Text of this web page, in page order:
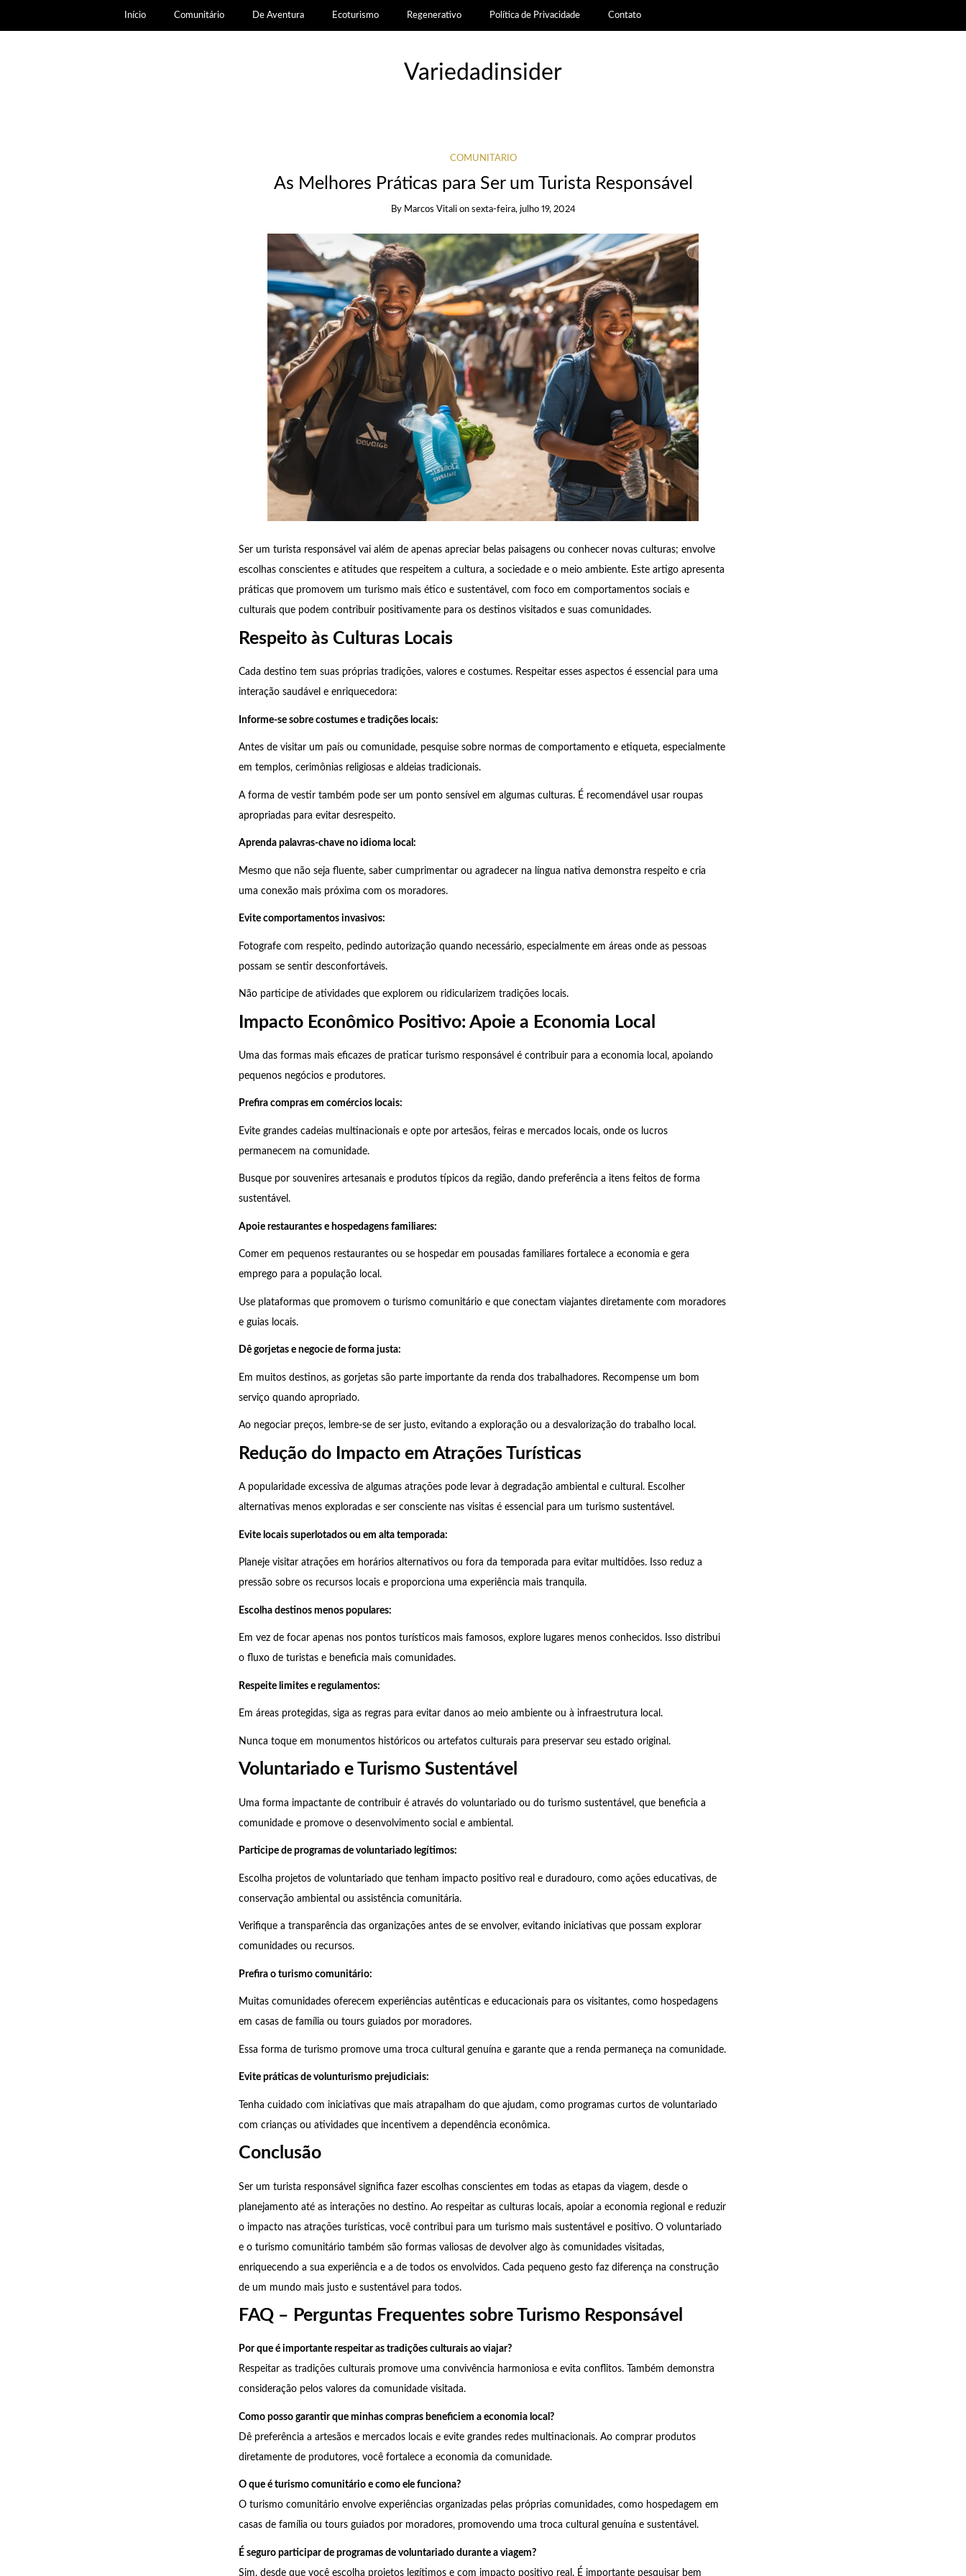
Início Comunitário De Aventura Ecoturismo Regenerativo Política de Privacidade Contato
Variedadinsider
COMUNITÁRIO
As Melhores Práticas para Ser um Turista Responsável
By Marcos Vitali on sexta-feira, julho 19, 2024
Ser um turista responsável vai além de apenas apreciar belas paisagens ou conhecer novas culturas; envolve
escolhas conscientes e atitudes que respeitem a cultura, a sociedade e o meio ambiente. Este artigo apresenta
práticas que promovem um turismo mais ético e sustentável, com foco em comportamentos sociais e
culturais que podem contribuir positivamente para os destinos visitados e suas comunidades.
Respeito às Culturas Locais
Cada destino tem suas próprias tradições, valores e costumes. Respeitar esses aspectos é essencial para uma
interação saudável e enriquecedora:
Informe-se sobre costumes e tradições locais:
Antes de visitar um país ou comunidade, pesquise sobre normas de comportamento e etiqueta, especialmente
em templos, cerimônias religiosas e aldeias tradicionais.
A forma de vestir também pode ser um ponto sensível em algumas culturas. É recomendável usar roupas
apropriadas para evitar desrespeito.
Aprenda palavras-chave no idioma local:
Mesmo que não seja fluente, saber cumprimentar ou agradecer na língua nativa demonstra respeito e cria
uma conexão mais próxima com os moradores.
Evite comportamentos invasivos:
Fotografe com respeito, pedindo autorização quando necessário, especialmente em áreas onde as pessoas
possam se sentir desconfortáveis.
Não participe de atividades que explorem ou ridicularizem tradições locais.
Impacto Econômico Positivo: Apoie a Economia Local
Uma das formas mais eficazes de praticar turismo responsável é contribuir para a economia local, apoiando
pequenos negócios e produtores.
Prefira compras em comércios locais:
Evite grandes cadeias multinacionais e opte por artesãos, feiras e mercados locais, onde os lucros
permanecem na comunidade.
Busque por souvenires artesanais e produtos típicos da região, dando preferência a itens feitos de forma
sustentável.
Apoie restaurantes e hospedagens familiares:
Comer em pequenos restaurantes ou se hospedar em pousadas familiares fortalece a economia e gera
emprego para a população local.
Use plataformas que promovem o turismo comunitário e que conectam viajantes diretamente com moradores
e guias locais.
Dê gorjetas e negocie de forma justa:
Em muitos destinos, as gorjetas são parte importante da renda dos trabalhadores. Recompense um bom
serviço quando apropriado.
Ao negociar preços, lembre-se de ser justo, evitando a exploração ou a desvalorização do trabalho local.
Redução do Impacto em Atrações Turísticas
A popularidade excessiva de algumas atrações pode levar à degradação ambiental e cultural. Escolher
alternativas menos exploradas e ser consciente nas visitas é essencial para um turismo sustentável.
Evite locais superlotados ou em alta temporada:
Planeje visitar atrações em horários alternativos ou fora da temporada para evitar multidões. Isso reduz a
pressão sobre os recursos locais e proporciona uma experiência mais tranquila.
Escolha destinos menos populares:
Em vez de focar apenas nos pontos turísticos mais famosos, explore lugares menos conhecidos. Isso distribui
o fluxo de turistas e beneficia mais comunidades.
Respeite limites e regulamentos:
Em áreas protegidas, siga as regras para evitar danos ao meio ambiente ou à infraestrutura local.
Nunca toque em monumentos históricos ou artefatos culturais para preservar seu estado original.
Voluntariado e Turismo Sustentável
Uma forma impactante de contribuir é através do voluntariado ou do turismo sustentável, que beneficia a
comunidade e promove o desenvolvimento social e ambiental.
Participe de programas de voluntariado legítimos:
Escolha projetos de voluntariado que tenham impacto positivo real e duradouro, como ações educativas, de
conservação ambiental ou assistência comunitária.
Verifique a transparência das organizações antes de se envolver, evitando iniciativas que possam explorar
comunidades ou recursos.
Prefira o turismo comunitário:
Muitas comunidades oferecem experiências autênticas e educacionais para os visitantes, como hospedagens
em casas de família ou tours guiados por moradores.
Essa forma de turismo promove uma troca cultural genuína e garante que a renda permaneça na comunidade.
Evite práticas de volunturismo prejudiciais:
Tenha cuidado com iniciativas que mais atrapalham do que ajudam, como programas curtos de voluntariado
com crianças ou atividades que incentivem a dependência econômica.
Conclusão
Ser um turista responsável significa fazer escolhas conscientes em todas as etapas da viagem, desde o
planejamento até as interações no destino. Ao respeitar as culturas locais, apoiar a economia regional e reduzir
o impacto nas atrações turísticas, você contribui para um turismo mais sustentável e positivo. O voluntariado
e o turismo comunitário também são formas valiosas de devolver algo às comunidades visitadas,
enriquecendo a sua experiência e a de todos os envolvidos. Cada pequeno gesto faz diferença na construção
de um mundo mais justo e sustentável para todos.
FAQ – Perguntas Frequentes sobre Turismo Responsável
Por que é importante respeitar as tradições culturais ao viajar?
Respeitar as tradições culturais promove uma convivência harmoniosa e evita conflitos. Também demonstra
consideração pelos valores da comunidade visitada.
Como posso garantir que minhas compras beneficiem a economia local?
Dê preferência a artesãos e mercados locais e evite grandes redes multinacionais. Ao comprar produtos
diretamente de produtores, você fortalece a economia da comunidade.
O que é turismo comunitário e como ele funciona?
O turismo comunitário envolve experiências organizadas pelas próprias comunidades, como hospedagem em
casas de família ou tours guiados por moradores, promovendo uma troca cultural genuína e sustentável.
É seguro participar de programas de voluntariado durante a viagem?
Sim, desde que você escolha projetos legítimos e com impacto positivo real. É importante pesquisar bem